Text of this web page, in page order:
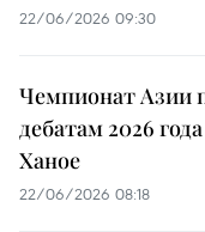
22/06/2026 09:30
Чемпионат Азии
дебатам 2026
Ханое
22/06/2026 08:18